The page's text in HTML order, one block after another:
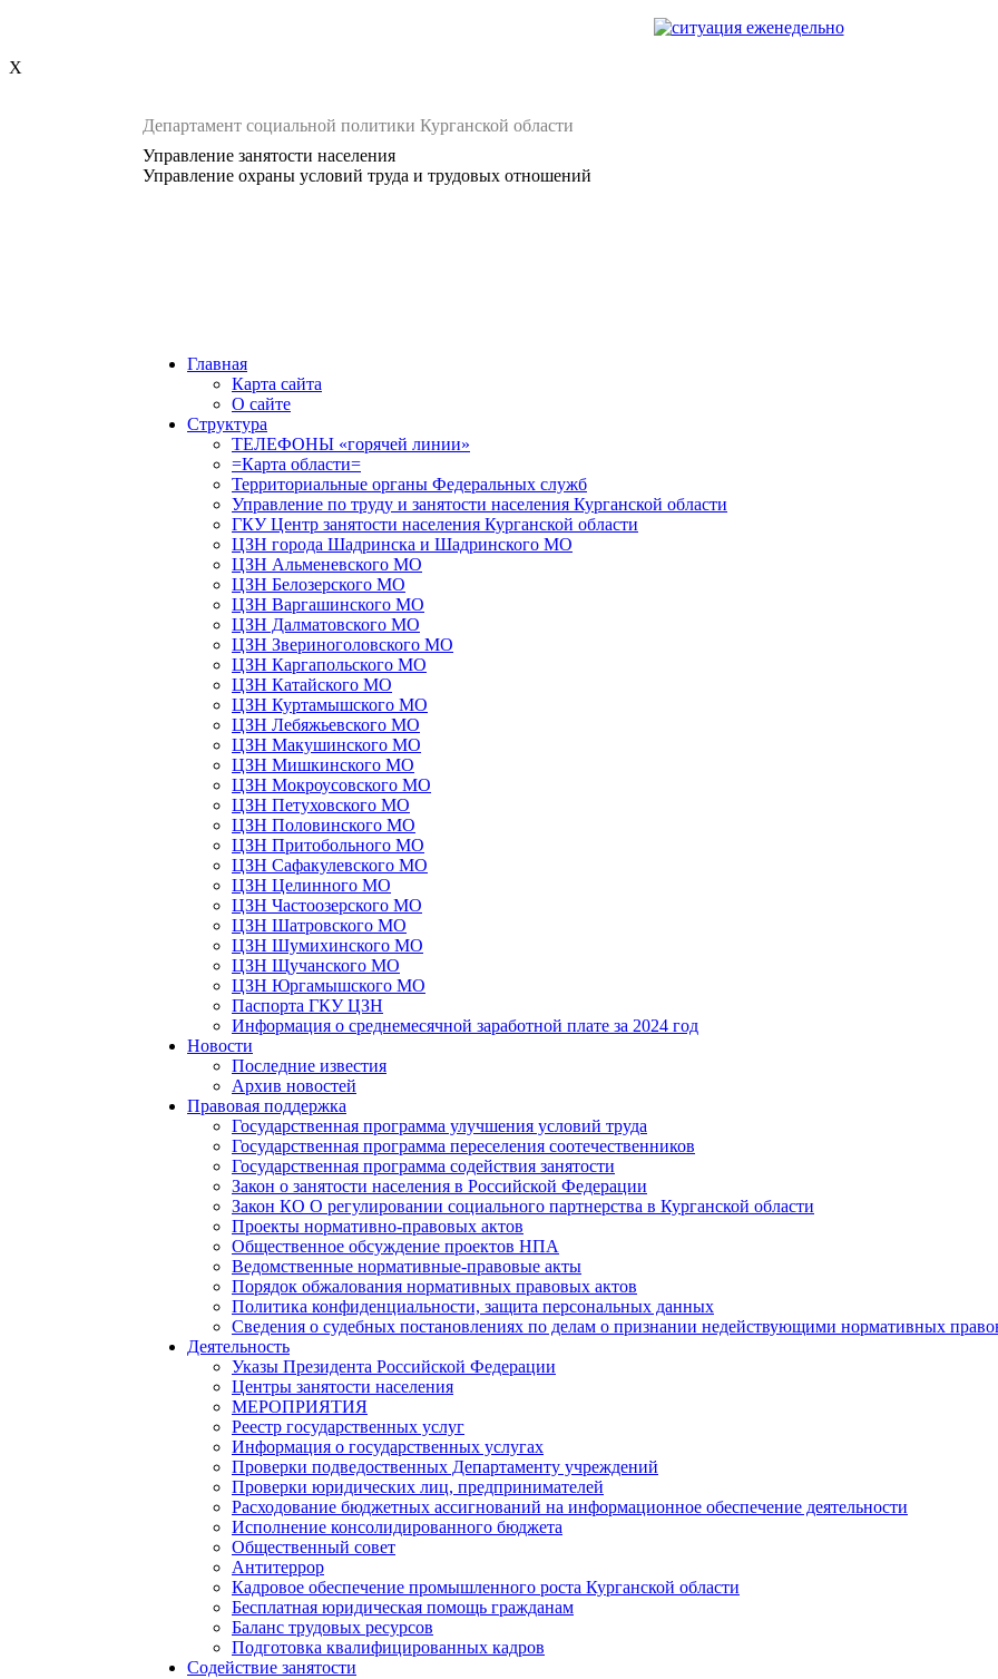
X
Департамент социальной политики Курганской области
Управление занятости населения
Управление охраны условий труда и трудовых отношений
Главная
Карта сайта
О сайте
Структура
ТЕЛЕФОНЫ «горячей линии»
=Карта области=
Территориальные органы Федеральных служб
Управление по труду и занятости населения Курганской области
ГКУ Центр занятости населения Курганской области
ЦЗН города Шадринска и Шадринского МО
ЦЗН Альменевского МО
ЦЗН Белозерского МО
ЦЗН Варгашинского МО
ЦЗН Далматовского МО
ЦЗН Звериноголовского МО
ЦЗН Каргапольского МО
ЦЗН Катайского МО
ЦЗН Куртамышского МО
ЦЗН Лебяжьевского МО
ЦЗН Макушинского МО
ЦЗН Мишкинского МО
ЦЗН Мокроусовского МО
ЦЗН Петуховского МО
ЦЗН Половинского МО
ЦЗН Притобольного МО
ЦЗН Сафакулевского МО
ЦЗН Целинного МО
ЦЗН Частоозерского МО
ЦЗН Шатровского МО
ЦЗН Шумихинского МО
ЦЗН Щучанского МО
ЦЗН Юргамышского МО
Паспорта ГКУ ЦЗН
Информация о среднемесячной заработной плате за 2024 год
Новости
Последние известия
Архив новостей
Правовая поддержка
Государственная программа улучшения условий труда
Государственная программа переселения соотечественников
Государственная программа содействия занятости
Закон о занятости населения в Российской Федерации
Закон КО О регулировании социального партнерства в Курганской области
Проекты нормативно-правовых актов
Общественное обсуждение проектов НПА
Ведомственные нормативные-правовые акты
Порядок обжалования нормативных правовых актов
Политика конфиденциальности, защита персональных данных
Сведения о судебных постановлениях по делам о признании недействующими нормативных
Деятельность
Указы Президента Российской Федерации
Центры занятости населения
МЕРОПРИЯТИЯ
Реестр государственных услуг
Информация о государственных услугах
Проверки подведоственных Департаменту учреждений
Проверки юридических лиц, предпринимателей
Расходование бюджетных ассигнований на информационное обеспечение деятельности
Исполнение консолидированного бюджета
Общественный совет
Антитеррор
Кадровое обеспечение промышленного роста Курганской области
Бесплатная юридическая помощь гражданам
Баланс трудовых ресурсов
Подготовка квалифицированных кадров
Содействие занятости